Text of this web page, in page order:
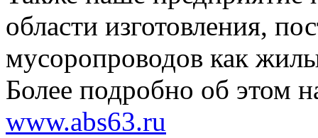
области изготовления,
мусоропроводов как
Более подробно об этом
www.abs63.ru